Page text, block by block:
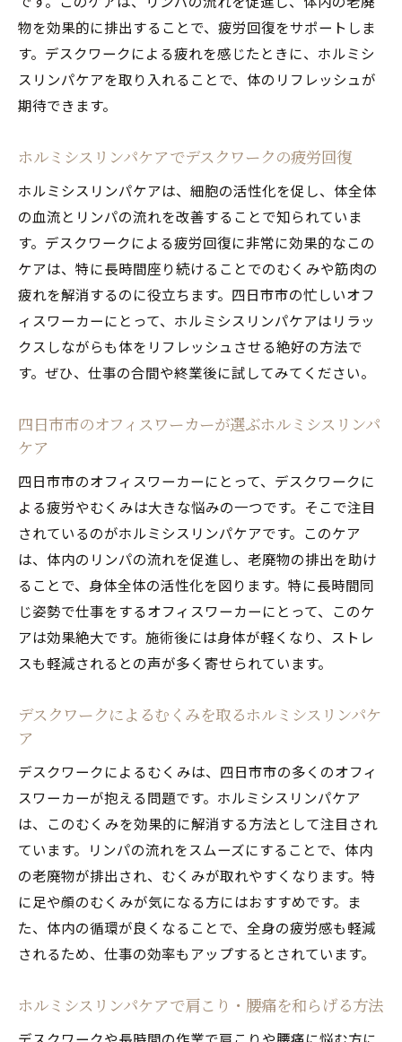
ンの紹介
物を効果的に排出することで、疲労回復をサポートしま
す。デスクワークによる疲れを感じたときに、ホルミシ
スリンパケアを取り入れることで、体のリフレッシュが
期待できます。
ホルミシスリンパケアでデスクワークの疲労回復
ホルミシスリンパケアは、細胞の活性化を促し、体全体
の血流とリンパの流れを改善することで知られていま
す。デスクワークによる疲労回復に非常に効果的なこの
ケアは、特に長時間座り続けることでのむくみや筋肉の
疲れを解消するのに役立ちます。四日市市の忙しいオフ
ィスワーカーにとって、ホルミシスリンパケアはリラッ
クスしながらも体をリフレッシュさせる絶好の方法で
す。ぜひ、仕事の合間や終業後に試してみてください。
四日市市のオフィスワーカーが選ぶホルミシスリンパ
ケア
四日市市のオフィスワーカーにとって、デスクワークに
よる疲労やむくみは大きな悩みの一つです。そこで注目
されているのがホルミシスリンパケアです。このケア
は、体内のリンパの流れを促進し、老廃物の排出を助け
ることで、身体全体の活性化を図ります。特に長時間同
じ姿勢で仕事をするオフィスワーカーにとって、このケ
アは効果絶大です。施術後には身体が軽くなり、ストレ
スも軽減されるとの声が多く寄せられています。
デスクワークによるむくみを取るホルミシスリンパケ
ア
デスクワークによるむくみは、四日市市の多くのオフィ
スワーカーが抱える問題です。ホルミシスリンパケア
は、このむくみを効果的に解消する方法として注目され
ています。リンパの流れをスムーズにすることで、体内
の老廃物が排出され、むくみが取れやすくなります。特
に足や顔のむくみが気になる方にはおすすめです。ま
た、体内の循環が良くなることで、全身の疲労感も軽減
されるため、仕事の効率もアップするとされています。
ホルミシスリンパケアで肩こり・腰痛を和らげる方法